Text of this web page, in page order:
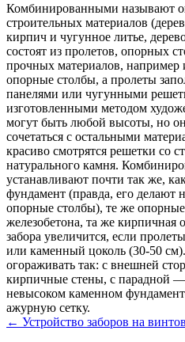
Комбинированными называют
строительных материалов
кирпич и чугунное литье,
состоят из пролетов, опорных
прочных материалов, например
опорные столбы, а пролеты
панелями или чугунными
изготовленными методом
могут быть любой высоты, но
сочетаться с остальными
красиво смотрятся решетки со
натурального камня.
устанавливают почти так же,
фундамент (правда, его делают
опорные столбы), те же
железобетона, та же кирпичная
забора увеличится, если
или каменный цоколь (30-50
огораживать так: с внешней
кирпичные стены, с парадной
невысоком каменном
ажурную сетку.
← Устройство заборов на